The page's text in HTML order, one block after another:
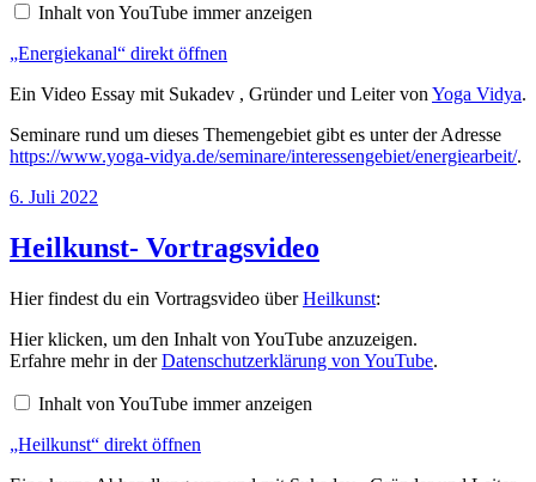
Inhalt von YouTube immer anzeigen
„Energiekanal“ direkt öffnen
Ein Video Essay mit Sukadev , Gründer und Leiter von Yoga Vidya.
Seminare rund um dieses Themengebiet gibt es unter der Adresse
https://www.yoga-vidya.de/seminare/interessengebiet/energiearbeit/.
Veröffentlicht
6. Juli 2022
Heilkunst- Vortragsvideo
Hier findest du ein Vortragsvideo überHeilkunst:
„Heilkunst“
von
YouTube
Hier klicken, um den Inhalt von YouTube anzuzeigen.
Erfahre mehr in derDatenschutzerklärung von YouTube.
Inhalt von YouTube immer anzeigen
„Heilkunst“ direkt öffnen